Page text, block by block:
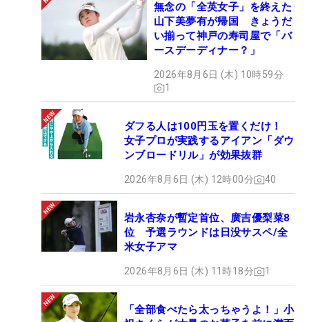
無念の「全英女子」を終えた
山下美夢有が帰国 きょうだ
い揃って神戸の寿司屋で「バ
ースデーディナー？」
2026年8月6日 (木) 10時59分
1
ダフる人は100円玉を置くだけ！
女子プロが実践するアイアン「ダウ
ンブロードリル」が効果抜群
2026年8月6日 (木) 12時00分 40
岩永杏奈が暫定首位、廣吉優梨菜8
位 予選ラウンドは日没サスペ/全
米女子アマ
2026年8月6日 (木) 11時18分 1
「全部食べたら太っちゃうよ！」小